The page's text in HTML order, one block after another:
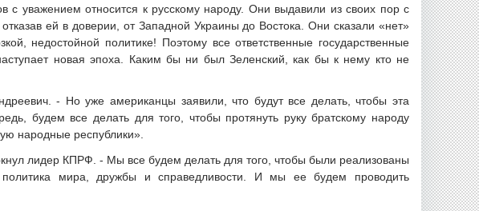
с уважением относится к русскому народу. Они выдавили из своих пор с
ей в доверии, от Западной Украины до Востока. Они сказали «нет»
недостойной политике! Поэтому все ответственные государственные
новая эпоха. Каким бы ни был Зеленский, как бы к нему кто не
- Но уже американцы заявили, что будут все делать, чтобы эта
будем все делать для того, чтобы протянуть руку братскому народу
народные республики».
лидер КПРФ. - Мы все будем делать для того, чтобы были реализованы
мира, дружбы и справедливости. И мы ее будем проводить